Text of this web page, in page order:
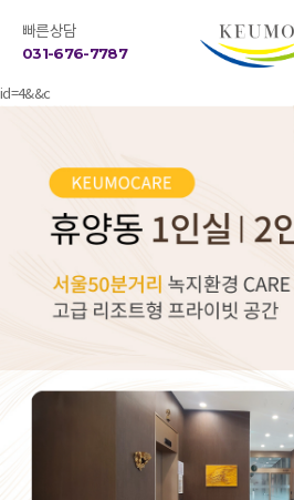
빠른상담
031-676-7787
id=4&&c